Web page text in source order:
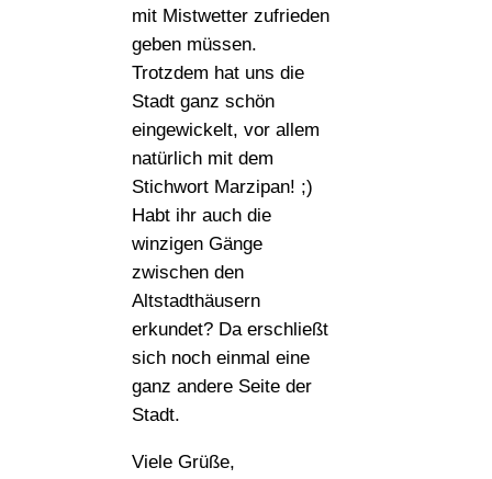
mit Mistwetter zufrieden
geben müssen.
Trotzdem hat uns die
Stadt ganz schön
eingewickelt, vor allem
natürlich mit dem
Stichwort Marzipan! ;)
Habt ihr auch die
winzigen Gänge
zwischen den
Altstadthäusern
erkundet? Da erschließt
sich noch einmal eine
ganz andere Seite der
Stadt.
Viele Grüße,